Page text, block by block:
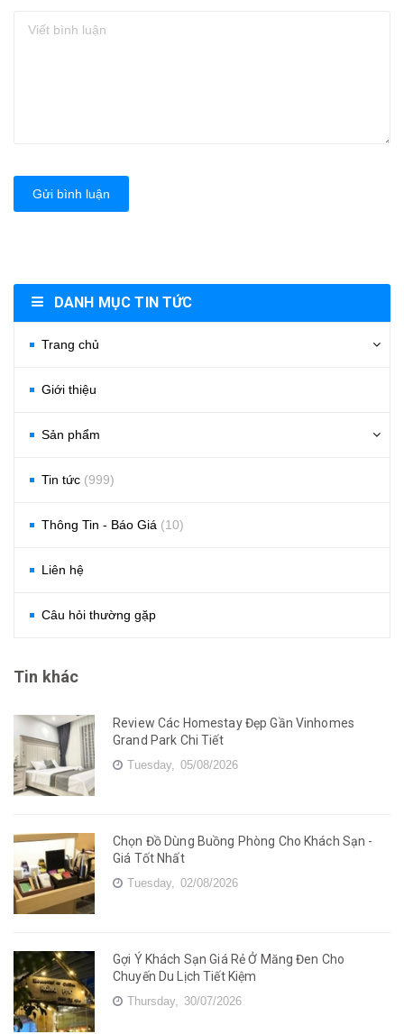
Gửi bình luận
DANH MỤC TIN TỨC
Trang chủ
Giới thiệu
Sản phẩm
Tin tức (999)
Thông Tin - Báo Giá (10)
Liên hệ
Câu hỏi thường gặp
Tin khác
Review Các Homestay Đẹp Gần Vinhomes
Grand Park Chi Tiết
Tuesday, 05/08/2026
Chọn Đồ Dùng Buồng Phòng Cho Khách Sạn -
Giá Tốt Nhất
Tuesday, 02/08/2026
Gợi Ý Khách Sạn Giá Rẻ Ở Măng Đen Cho
Chuyến Du Lịch Tiết Kiệm
Thursday, 30/07/2026